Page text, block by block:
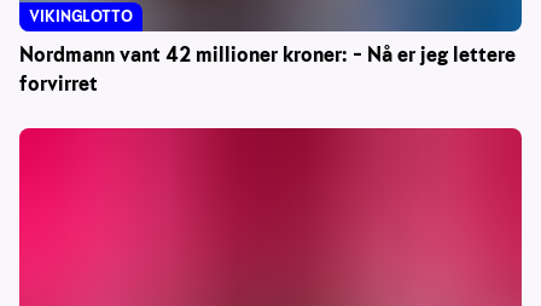
Nordmann vant 42 millioner kroner: – Nå er jeg lettere
forvirret
VIKINGLOTTO